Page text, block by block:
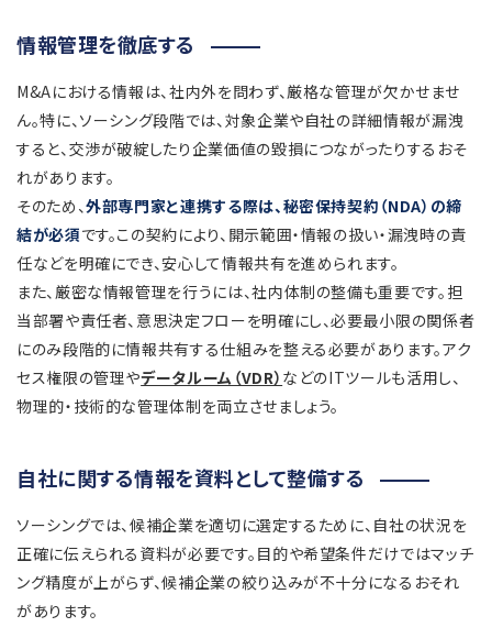
情報管理を徹底する
M&Aにおける情報は、社内外を問わず、厳格な管理が欠かせませ
ん。特に、ソーシング段階では、対象企業や自社の詳細情報が漏洩
すると、交渉が破綻したり企業価値の毀損につながったりするおそ
れがあります。
そのため、外部専門家と連携する際は、秘密保持契約（NDA）の締
結が必須です。この契約により、開示範囲・情報の扱い・漏洩時の責
任などを明確にでき、安心して情報共有を進められます。
また、厳密な情報管理を行うには、社内体制の整備も重要です。担
当部署や責任者、意思決定フローを明確にし、必要最小限の関係者
にのみ段階的に情報共有する仕組みを整える必要があります。アク
セス権限の管理やデータルーム（VDR） などのITツールも活用し、
物理的・技術的な管理体制を両立させましょう。
自社に関する情報を資料として整備する
ソーシングでは、候補企業を適切に選定するために、自社の状況を
正確に伝えられる資料が必要です。目的や希望条件だけではマッチ
ング精度が上がらず、候補企業の絞り込みが不十分になるおそれ
があります。